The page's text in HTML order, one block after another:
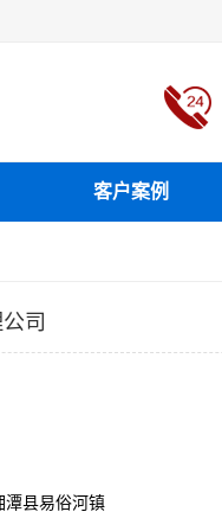
客户案例
司
潭县易俗河镇